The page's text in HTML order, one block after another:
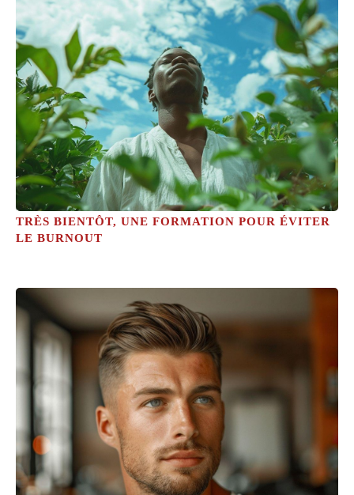
TRÈS BIENTÔT, UNE FORMATION POUR ÉVITER
LE BURNOUT